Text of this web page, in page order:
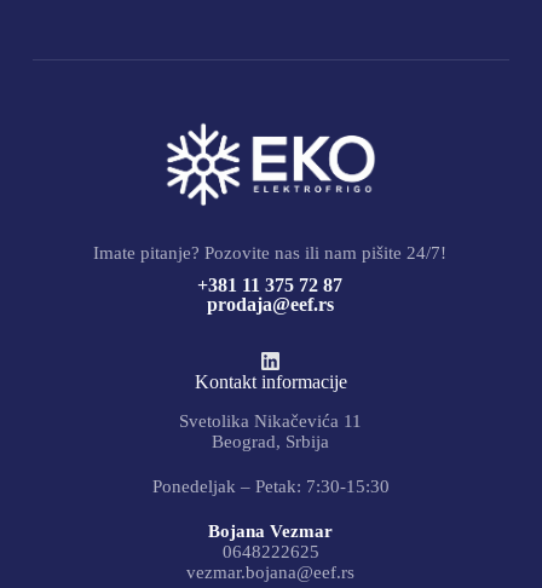
Imate pitanje? Pozovite nas ili nam pišite 24/7!
+381 11 375 72 87
prodaja@eef.rs
Kontakt informacije
Svetolika Nikačevića 11
Beograd, Srbija
Ponedeljak – Petak: 7:30-15:30
Bojana Vezmar
0648222625
vezmar.bojana@eef.rs